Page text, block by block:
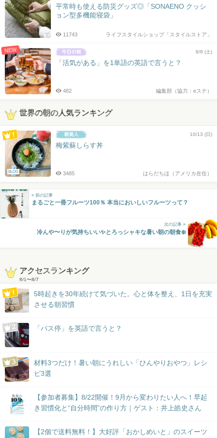
平常時も使える防災グッズ◎「SONAENO クッシ
ョン型多機能寝袋」
ライフスタイルショップ「スタイルストア」
11743
NEW 8/8 (土)
「活気がある」を1単語の英語で言うと？
編集部（協力：eステ）
482
世界の朝の人気ランキング
BLOG
10/13 (日)
梅紫蘇しらす丼
はらだちほ（アメリカ在住）
3485
« 前の記事
まるごと一冊フルーツ100％ 本当においしいフルーツって？
次の記事 »
冷んや〜りが気持ちいい✨とろっシャキな暑い朝の朝食❄️
アクセスランキング
8/1〜8/7
5時起きを30年続けて気づいた。心と体を整え、1日を充実
させる朝習慣
「バス停」を英語で言うと？
材料3つだけ！暑い朝にうれしい「ひんやりおやつ」レシ
ピ3選
【参加者募集】8/22開催！9月から変わりたい人へ！早起
き習慣化と“自分時間”の作り方｜ゲスト：井上皓史さん
【2個で送料無料！】大好評「おかしめいと」のスイーツ